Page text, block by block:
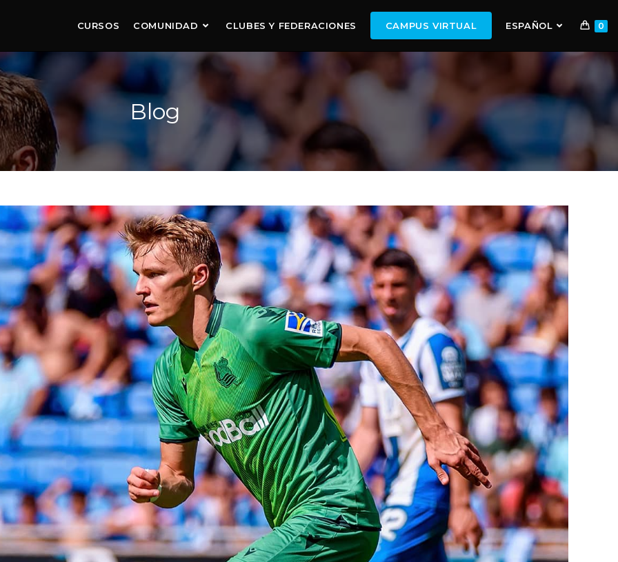
CURSOS COMUNIDAD CLUBES Y FEDERACIONES CAMPUS VIRTUAL ESPAÑOL 0
Blog